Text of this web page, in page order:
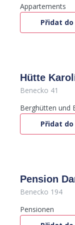
Appartements
Přidat
Hütte
Benecko 41
Berghütten und
Přidat
Pension
Benecko 194
Pensionen